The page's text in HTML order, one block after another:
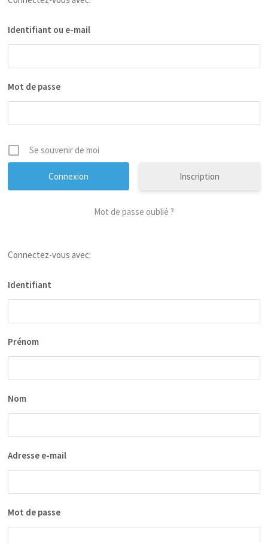
Identifiant ou e-mail
Mot de passe
Se souvenir de moi
Inscription
Mot de passe oublié ?
Connectez-vous avec:
Identifiant
Prénom
Nom
Adresse e-mail
Mot de passe